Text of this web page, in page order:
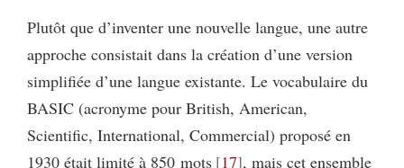
Plutôt que d’inventer une nouvelle langue, une autre
approche consistait dans la création d’une version
simplifiée d’une langue existante. Le vocabulaire du
BASIC (acronyme pour British, American,
Scientific, International, Commercial) proposé en
1930 était limité à 850 mots 17 , mais cet ensemble